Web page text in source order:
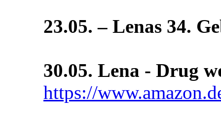
23.05. – Lenas 34.
30.05. Lena - Drug
https://